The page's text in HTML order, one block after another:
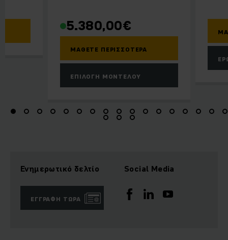
€
5.380,00
ΜΆΘΕΤΕ ΠΕΡΙΣΣΌΤΕΡΑ
ΕΠΙΛΟΓΉ ΜΟΝΤΈΛΟΥ
Ενημερωτικό δελτίο
ΕΓΓΡΑΦΉ ΤΏΡΑ
Social Media